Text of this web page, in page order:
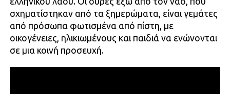
σχηματίστηκαν από τα ξημερώματα, είναι γεμάτες
από πρόσωπα φωτισμένα από πίστη, με
οικογένειες, ηλικιωμένους και παιδιά να ενώνονται
σε μια κοινή προσευχή.